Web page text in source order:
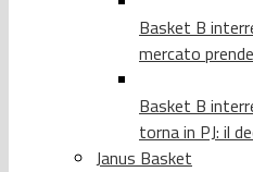
Basket B
mercato
Basket B
torna in PJ: il
Janus Basket